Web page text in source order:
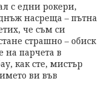
с едни рокери,
насреща – пътна
че съм си
страшно – обиск
на парчета в
как сте, мистър
ви във